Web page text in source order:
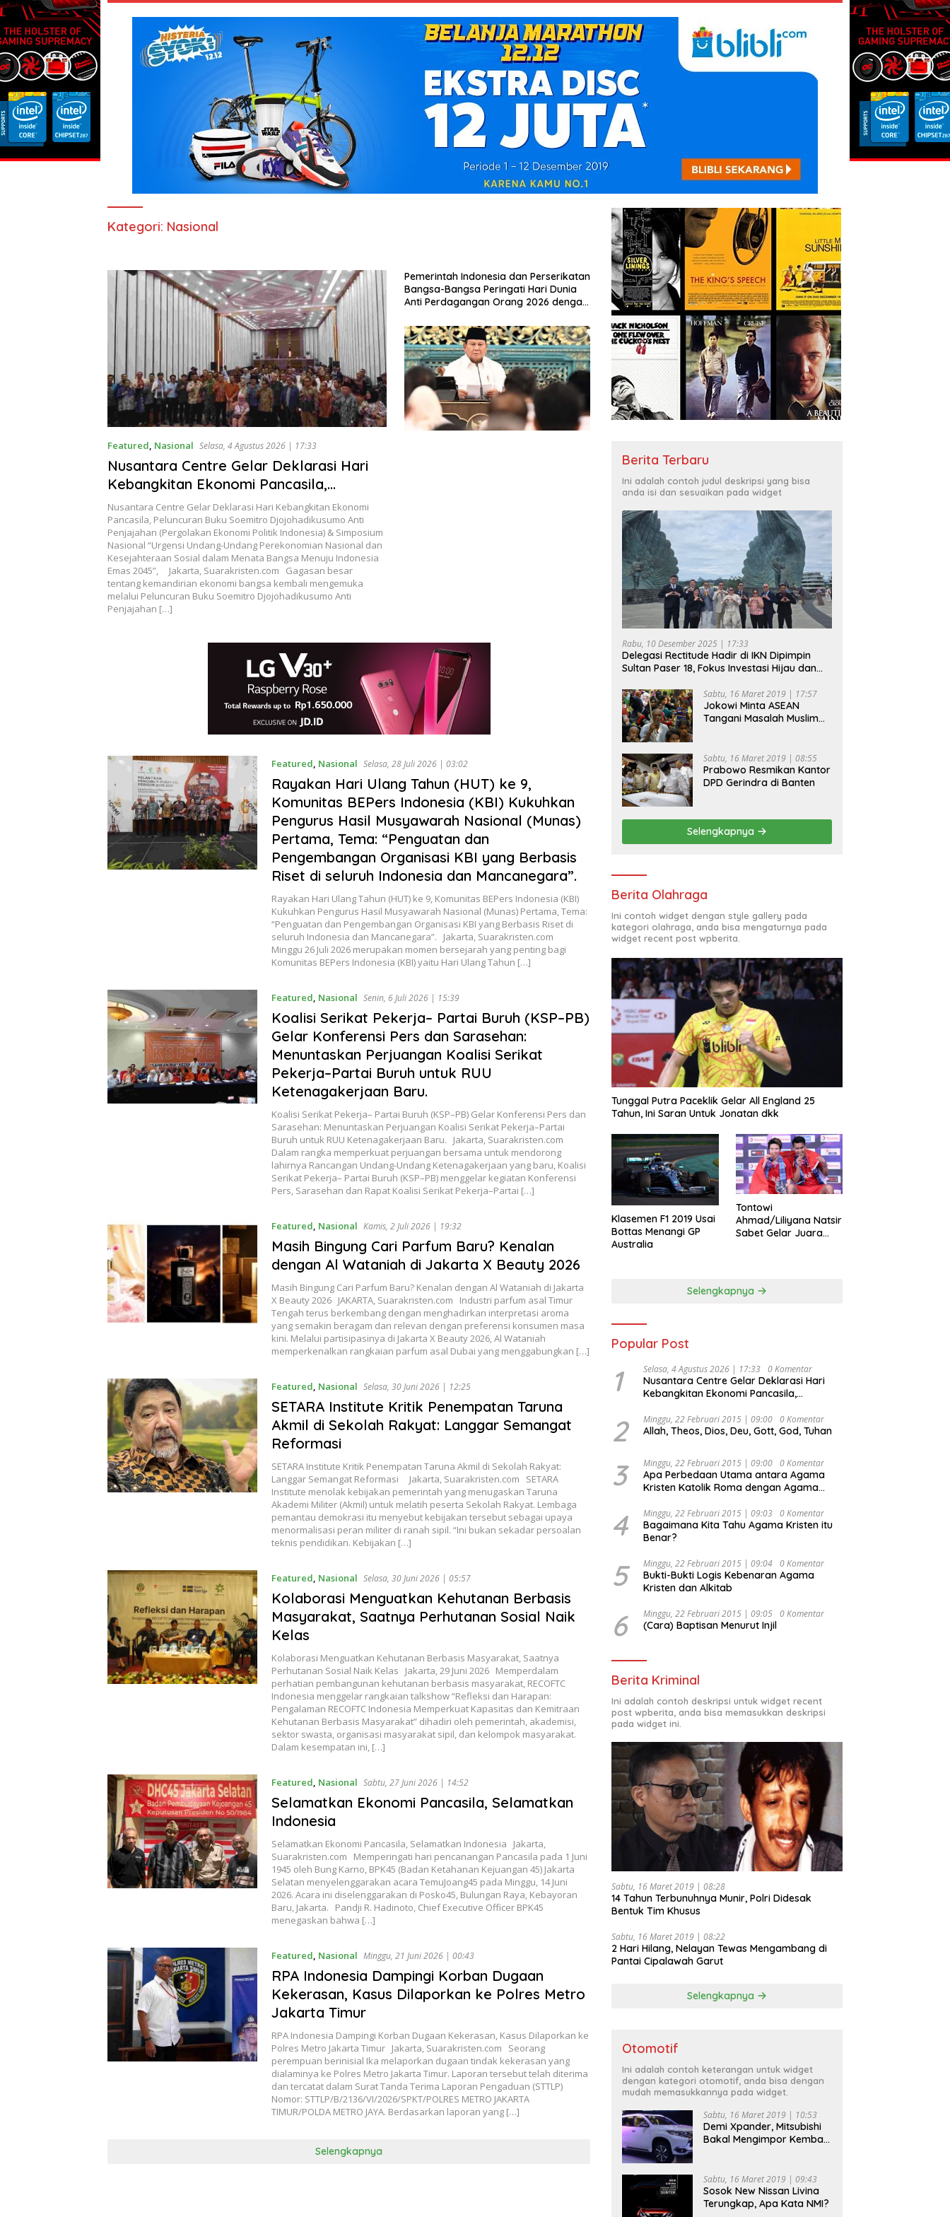
Kategori: Nasional
Featured, Nasional Selasa, 4 Agustus 2026 | 17:33
Nusantara Centre Gelar Deklarasi Hari
Kebangkitan Ekonomi Pancasila,
Peluncuran Buku Soemitro
Djojohadikusumo Anti Penjajahan
(Pergolakan Ekonomi Politik Indonesia)
& Simposium Nasional “Urgensi Undang-
Undang Perekonomian Nasional dan
Kesejahteraan Sosial dalam Menata
Bangsa Menuju Indonesia Emas 2045”,
Nusantara Centre Gelar Deklarasi Hari Kebangkitan Ekonomi
Pancasila, Peluncuran Buku Soemitro Djojohadikusumo Anti
Penjajahan (Pergolakan Ekonomi Politik Indonesia) & Simposium
Nasional “Urgensi Undang-Undang Perekonomian Nasional dan
Kesejahteraan Sosial dalam Menata Bangsa Menuju Indonesia
Emas 2045”, Jakarta, Suarakristen.com Gagasan besar
tentang kemandirian ekonomi bangsa kembali mengemuka
melalui Peluncuran Buku Soemitro Djojohadikusumo Anti
Penjajahan […]
Pemerintah Indonesia dan Perserikatan
Bangsa-Bangsa Peringati Hari Dunia
Anti Perdagangan Orang 2026 dengan
Perdagangan Orang di Era Digital
Featured, Nasional Selasa, 28 Juli 2026 | 03:02
Rayakan Hari Ulang Tahun (HUT) ke 9,
Komunitas BEPers Indonesia (KBI) Kukuhkan
Pengurus Hasil Musyawarah Nasional (Munas)
Pertama, Tema: “Penguatan dan
Pengembangan Organisasi KBI yang Berbasis
Riset di seluruh Indonesia dan Mancanegara”.
Rayakan Hari Ulang Tahun (HUT) ke 9, Komunitas BEPers Indonesia (KBI)
Kukuhkan Pengurus Hasil Musyawarah Nasional (Munas) Pertama, Tema:
“Penguatan dan Pengembangan Organisasi KBI yang Berbasis Riset di
seluruh Indonesia dan Mancanegara”. Jakarta, Suarakristen.com
Minggu 26 Juli 2026 merupakan momen bersejarah yang penting bagi
Komunitas BEPers Indonesia (KBI) yaitu Hari Ulang Tahun […]
Featured, Nasional Senin, 6 Juli 2026 | 15:39
Koalisi Serikat Pekerja– Partai Buruh (KSP–PB)
Gelar Konferensi Pers dan Sarasehan:
Menuntaskan Perjuangan Koalisi Serikat
Pekerja–Partai Buruh untuk RUU
Ketenagakerjaan Baru.
Koalisi Serikat Pekerja– Partai Buruh (KSP–PB) Gelar Konferensi Pers dan
Sarasehan: Menuntaskan Perjuangan Koalisi Serikat Pekerja–Partai
Buruh untuk RUU Ketenagakerjaan Baru. Jakarta, Suarakristen.com
Dalam rangka memperkuat perjuangan bersama untuk mendorong
lahirnya Rancangan Undang-Undang Ketenagakerjaan yang baru, Koalisi
Serikat Pekerja– Partai Buruh (KSP–PB) menggelar kegiatan Konferensi
Pers, Sarasehan dan Rapat Koalisi Serikat Pekerja–Partai […]
Featured, Nasional Kamis, 2 Juli 2026 | 19:32
Masih Bingung Cari Parfum Baru? Kenalan
dengan Al Wataniah di Jakarta X Beauty 2026
​Masih Bingung Cari Parfum Baru? Kenalan dengan Al Wataniah di Jakarta
X Beauty 2026 JAKARTA, Suarakristen.com Industri parfum asal Timur
Tengah terus berkembang dengan menghadirkan interpretasi aroma
yang semakin beragam dan relevan dengan preferensi konsumen masa
kini. Melalui partisipasinya di Jakarta X Beauty 2026, Al Wataniah
memperkenalkan rangkaian parfum asal Dubai yang menggabungkan […]
Featured, Nasional Selasa, 30 Juni 2026 | 12:25
SETARA Institute Kritik Penempatan Taruna
Akmil di Sekolah Rakyat: Langgar Semangat
Reformasi
SETARA Institute Kritik Penempatan Taruna Akmil di Sekolah Rakyat:
Langgar Semangat Reformasi Jakarta, Suarakristen.com SETARA
Institute menolak kebijakan pemerintah yang menugaskan Taruna
Akademi Militer (Akmil) untuk melatih peserta Sekolah Rakyat. Lembaga
pemantau demokrasi itu menyebut kebijakan tersebut sebagai upaya
menormalisasi peran militer di ranah sipil. “Ini bukan sekadar persoalan
teknis pendidikan. Kebijakan […]
Featured, Nasional Selasa, 30 Juni 2026 | 05:57
Kolaborasi Menguatkan Kehutanan Berbasis
Masyarakat, Saatnya Perhutanan Sosial Naik
Kelas
Kolaborasi Menguatkan Kehutanan Berbasis Masyarakat, Saatnya
Perhutanan Sosial Naik Kelas Jakarta, 29 Juni 2026 Memperdalam
perhatian pembangunan kehutanan berbasis masyarakat, RECOFTC
Indonesia menggelar rangkaian talkshow “Refleksi dan Harapan:
Pengalaman RECOFTC Indonesia Memperkuat Kapasitas dan Kemitraan
Kehutanan Berbasis Masyarakat” dihadiri oleh pemerintah, akademisi,
sektor swasta, organisasi masyarakat sipil, dan kelompok masyarakat.
Dalam kesempatan ini, […]
Featured, Nasional Sabtu, 27 Juni 2026 | 14:52
Selamatkan Ekonomi Pancasila, Selamatkan
Indonesia
Selamatkan Ekonomi Pancasila, Selamatkan Indonesia Jakarta,
Suarakristen.com Memperingati hari pencanangan Pancasila pada 1 Juni
1945 oleh Bung Karno, BPK45 (Badan Ketahanan Kejuangan 45) Jakarta
Selatan menyelenggarakan acara TemuJoang45 pada Minggu, 14 Juni
2026. Acara ini diselenggarakan di Posko45, Bulungan Raya, Kebayoran
Baru, Jakarta. Pandji R. Hadinoto, Chief Executive Officer BPK45
menegaskan bahwa […]
Featured, Nasional Minggu, 21 Juni 2026 | 00:43
RPA Indonesia Dampingi Korban Dugaan
Kekerasan, Kasus Dilaporkan ke Polres Metro
Jakarta Timur
RPA Indonesia Dampingi Korban Dugaan Kekerasan, Kasus Dilaporkan ke
Polres Metro Jakarta Timur Jakarta, Suarakristen.com Seorang
perempuan berinisial Ika melaporkan dugaan tindak kekerasan yang
dialaminya ke Polres Metro Jakarta Timur. Laporan tersebut telah diterima
dan tercatat dalam Surat Tanda Terima Laporan Pengaduan (STTLP)
Nomor: STTLP/B/2136/VI/2026/SPKT/POLRES METRO JAKARTA
TIMUR/POLDA METRO JAYA. Berdasarkan laporan yang […]
Selengkapnya
Berita Terbaru
Ini adalah contoh judul deskripsi yang bisa
anda isi dan sesuaikan pada widget
Rabu, 10 Desember 2025 | 17:33
Delegasi Rectitude Hadir di IKN Dipimpin
Sultan Paser 18, Fokus Investasi Hijau dan
Sabtu, 16 Maret 2019 | 17:57
Jokowi Minta ASEAN
Tangani Masalah Muslim
Sabtu, 16 Maret 2019 | 08:55
Prabowo Resmikan Kantor
DPD Gerindra di Banten
Selengkapnya
Berita Olahraga
Ini contoh widget dengan style gallery pada
kategori olahraga, anda bisa mengaturnya pada
widget recent post wpberita.
Tunggal Putra Paceklik Gelar All England 25
Tahun, Ini Saran Untuk Jonatan dkk
Klasemen F1 2019 Usai
Bottas Menangi GP
Australia
Tontowi
Ahmad/Liliyana Natsir
Sabet Gelar Juara
Selengkapnya
Popular Post
1 Selasa, 4 Agustus 2026 | 17:33 0 Komentar
Nusantara Centre Gelar Deklarasi Hari
Kebangkitan Ekonomi Pancasila,
Djojohadikusumo Anti Penjajahan
(Pergolakan Ekonomi Politik Indonesia) &
Undang Perekonomian Nasional dan
Kesejahteraan Sosial dalam Menata
Bangsa Menuju Indonesia Emas 2045”,
2 Minggu, 22 Februari 2015 | 09:00 0 Komentar
Allah, Theos, Dios, Deu, Gott, God, Tuhan
3 Minggu, 22 Februari 2015 | 09:00 0 Komentar
Apa Perbedaan Utama antara Agama
Kristen Katolik Roma dengan Agama
4 Minggu, 22 Februari 2015 | 09:03 0 Komentar
Bagaimana Kita Tahu Agama Kristen itu
Benar?
5 Minggu, 22 Februari 2015 | 09:04 0 Komentar
Bukti-Bukti Logis Kebenaran Agama
Kristen dan Alkitab
6 Minggu, 22 Februari 2015 | 09:05 0 Komentar
(Cara) Baptisan Menurut Injil
Berita Kriminal
Ini adalah contoh deskripsi untuk widget recent
post wpberita, anda bisa memasukkan deskripsi
pada widget ini.
Sabtu, 16 Maret 2019 | 08:28
14 Tahun Terbunuhnya Munir, Polri Didesak
Bentuk Tim Khusus
Sabtu, 16 Maret 2019 | 08:22
2 Hari Hilang, Nelayan Tewas Mengambang di
Pantai Cipalawah Garut
Selengkapnya
Otomotif
Ini adalah contoh keterangan untuk widget
dengan kategori otomotif, anda bisa dengan
mudah memasukkannya pada widget.
Sabtu, 16 Maret 2019 | 10:53
Demi Xpander, Mitsubishi
Bakal Mengimpor Kembali
Sabtu, 16 Maret 2019 | 09:43
Sosok New Nissan Livina
Terungkap, Apa Kata NMI?